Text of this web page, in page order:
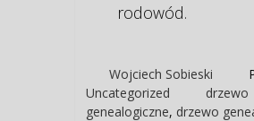
rodowód.
Wojciech Sobieski
Uncategorized
drzewo
genealogiczne, drzewo